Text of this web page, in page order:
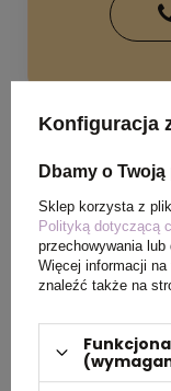
Wymiary
produktu
Kolor
Konfiguracja
Dbamy o
Sklep korzysta z
Polityką dotyczącą
przechowywania lub
Więcej informacji
znaleźć także na